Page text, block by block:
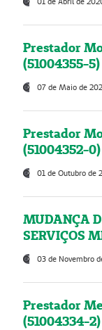
Prestador
(51004355-5)
07 de Maio de
Prestador
(51004352-0)
01 de Outubro de
MUDANÇA
SERVIÇOS
03 de Novembro
Prestador
(51004334-2)